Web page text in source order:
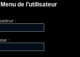
Menu de l’utilisateur
:
: